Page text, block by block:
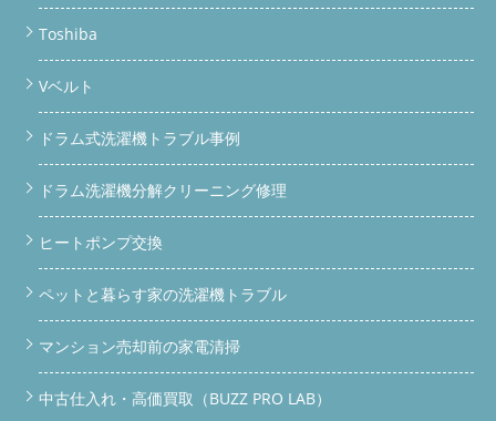
Toshiba
Vベルト
ドラム式洗濯機トラブル事例
ドラム洗濯機分解クリーニング修理
ヒートポンプ交換
ペットと暮らす家の洗濯機トラブル
マンション売却前の家電清掃
中古仕入れ・高価買取（BUZZ PRO LAB）